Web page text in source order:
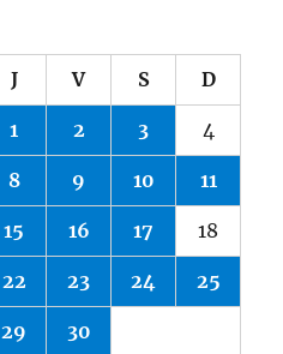
J V S D
1 2 3 4
8 9 10 11
15 16 17 18
22 23 24 25
29 30